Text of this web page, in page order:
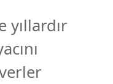
yıllardır